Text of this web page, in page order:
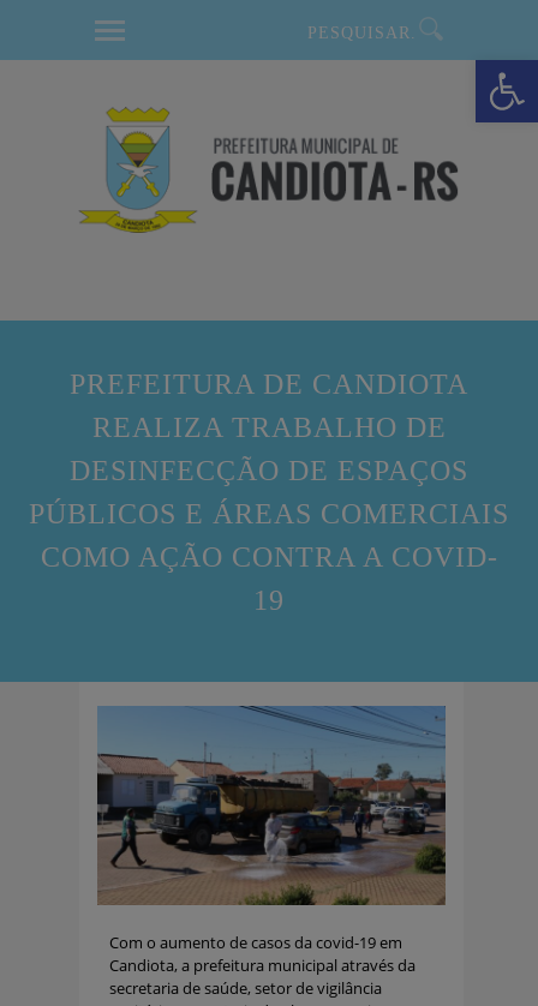
Barra de Ferramentas Aberta
PREFEITURA DE CANDIOTA
REALIZA TRABALHO DE
DESINFECÇÃO DE ESPAÇOS
PÚBLICOS E ÁREAS COMERCIAIS
COMO AÇÃO CONTRA A COVID-
19
Com o aumento de casos da covid-19 em
Candiota, a prefeitura municipal através da
secretaria de saúde, setor de vigilância